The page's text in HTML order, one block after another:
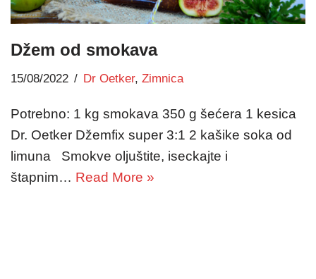
Džem od smokava
15/08/2022 Dr Oetker, Zimnica
Potrebno: 1 kg smokava 350 g šećera 1 kesica
Dr. Oetker Džemfix super 3:1 2 kašike soka od
limuna Smokve oljuštite, iseckajte i
štapnim… Read More »